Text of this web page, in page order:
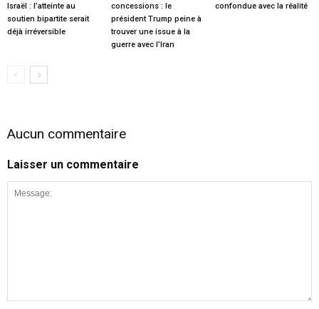
Israël : l’atteinte au
soutien bipartite serait
déjà irréversible
concessions : le
président Trump peine à
trouver une issue à la
guerre avec l’Iran
confondue avec la réalité
Aucun commentaire
Laisser un commentaire